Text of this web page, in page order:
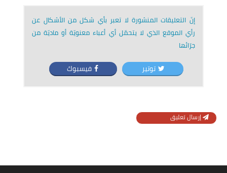
إنّ التعليقات المنشورة لا تعبر بأي شكل من الأشكال عن
رأي الموقع الذي لا يتحمّل أي أعباء معنويّة أو ماديّة من
جرّائها
توتير فيسبوك
إرسال تعليق